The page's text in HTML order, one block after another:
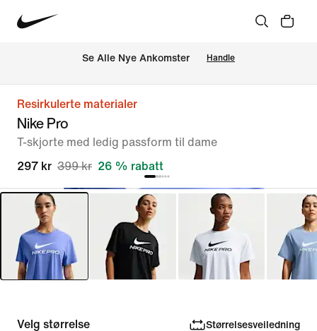
Se Alle Nye Ankomster Handle
Resirkulerte materialer
Nike Pro
T-skjorte med ledig passform til dame
297 kr 399 kr 26 % rabatt
Velg størrelse Størrelsesveiledning